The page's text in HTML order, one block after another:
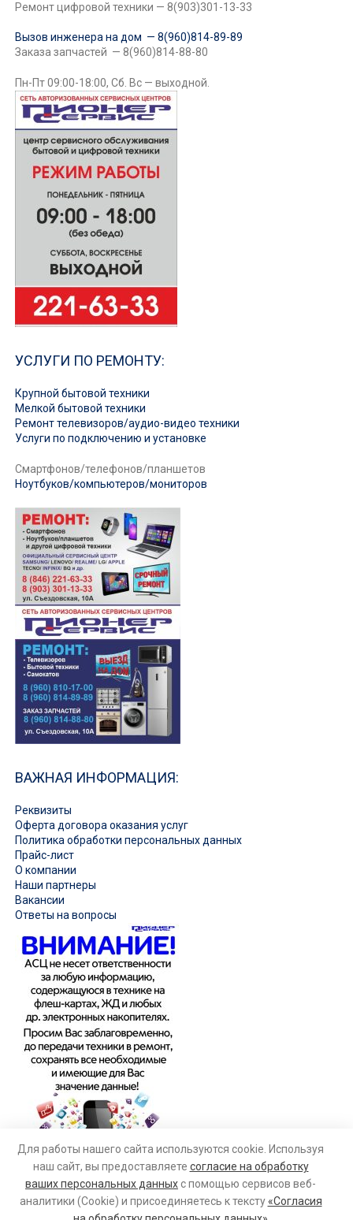
Ремонт цифровой техники — 8(903)301-13-33
Вызов инженера на дом — 8(960)814-89-89
Заказа запчастей — 8(960)814-88-80
Пн-Пт 09:00-18:00, Сб. Вс — выходной.
УСЛУГИ ПО РЕМОНТУ:
Крупной бытовой техники
Мелкой бытовой техники
Ремонт телевизоров/аудио-видео техники
Услуги по подключению и установке
Смартфонов/телефонов/планшетов
Ноутбуков/компьютеров/мониторов
ВАЖНАЯ ИНФОРМАЦИЯ:
Реквизиты
Оферта договора оказания услуг
Политика обработки персональных данных
Прайс-лист
О компании
Наши партнеры
Вакансии
Ответы на вопросы
Для работы нашего сайта используются cookie. Используя
наш сайт, вы предоставляете согласие на обработку
ваших персональных данныхс помощью сервисов веб-
аналитики (Cookie) и присоединяетесь к тексту«Согласия